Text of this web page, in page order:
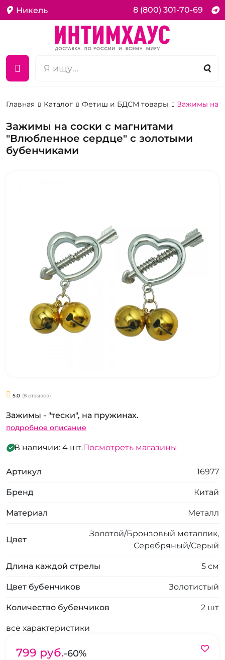
Никель 8 (800) 301-70-69
Главная Каталог Фетиш и БДСМ товары Зажимы на
Зажимы на соски с магнитами
"Влюбленное сердце" с золотыми
бубенчиками
5.0 (8 отзывов)
Зажимы - "тески", на пружинах.
подробное описание
В наличии: 4 шт.Посмотреть магазины
Артикул 16977
Бренд Китай
Материал Металл
Цвет
Золотой/Бронзовый металлик,
Серебряный/Серый
Длина каждой стрелы 5 см
Цвет бубенчиков Золотистый
Количество бубенчиков 2 шт
все характеристики
799 pуб.-60%